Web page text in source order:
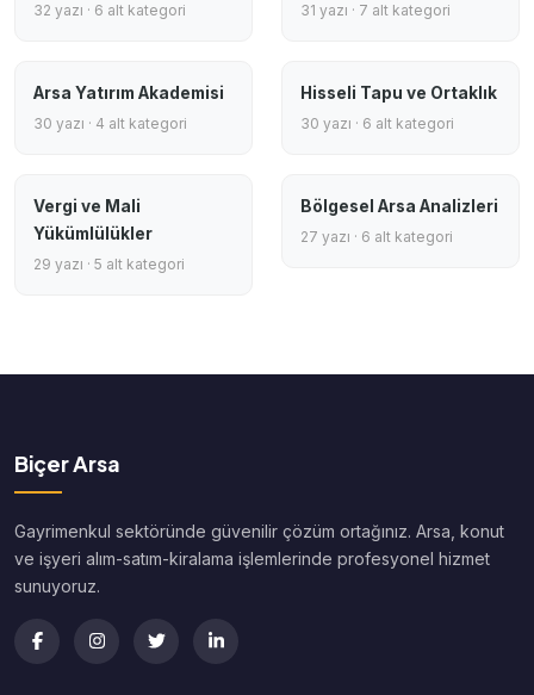
32 yazı · 6 alt kategori 31 yazı · 7 alt kategori
Arsa Yatırım Akademisi
30 yazı · 4 alt kategori
Hisseli Tapu ve Ortaklık
30 yazı · 6 alt kategori
Vergi ve Mali
Yükümlülükler
29 yazı · 5 alt kategori
Bölgesel Arsa Analizleri
27 yazı · 6 alt kategori
Biçer Arsa
Gayrimenkul sektöründe güvenilir çözüm ortağınız. Arsa, konut
ve işyeri alım-satım-kiralama işlemlerinde profesyonel hizmet
sunuyoruz.